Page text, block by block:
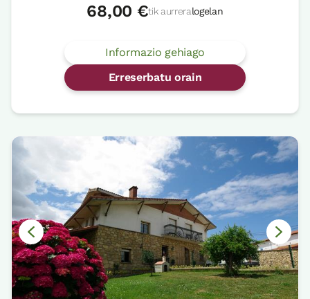
68,00 €tik aurreralogelan
Informazio gehiago
Erreserbatu orain